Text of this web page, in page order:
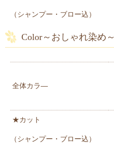
（シャンプー・ブロー込）
Color～おしゃれ染め～
全体カラ―
★カット
（シャンプー・ブロー込）